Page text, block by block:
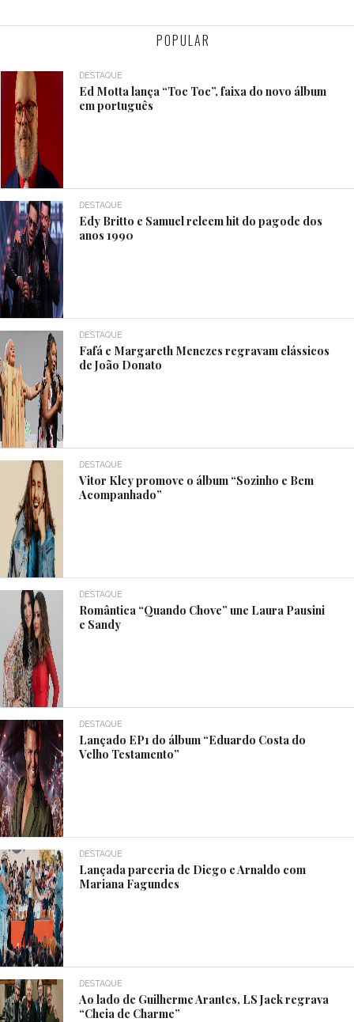
POPULAR
DESTAQUE
Ed Motta lança “Toc Toc”, faixa do novo álbum
em português
DESTAQUE
Edy Britto e Samuel releem hit do pagode dos
anos 1990
DESTAQUE
Fafá e Margareth Menezes regravam clássicos
de João Donato
DESTAQUE
Vitor Kley promove o álbum “Sozinho e Bem
Acompanhado”
DESTAQUE
Romântica “Quando Chove” une Laura Pausini
e Sandy
DESTAQUE
Lançado EP1 do álbum “Eduardo Costa do
Velho Testamento”
DESTAQUE
Lançada parceria de Diego e Arnaldo com
Mariana Fagundes
DESTAQUE
Ao lado de Guilherme Arantes, LS Jack regrava
“Cheia de Charme”